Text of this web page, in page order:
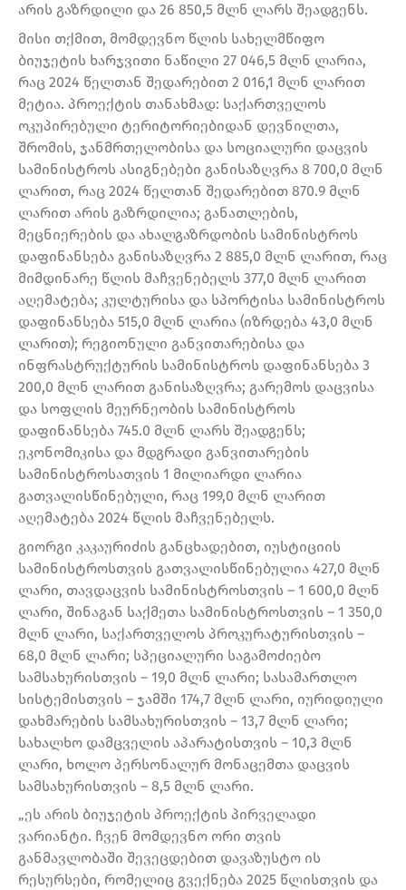
არის გაზრდილი და 26 850,5 მლნ ლარს შეადგენს.
მისი თქმით, მომდევნო წლის სახელმწიფო
ბიუჯეტის ხარჯვითი ნაწილი 27 046,5 მლნ ლარია,
რაც 2024 წელთან შედარებით 2 016,1 მლნ ლარით
მეტია. პროექტის თანახმად: საქართველოს
ოკუპირებული ტერიტორიებიდან დევნილთა,
შრომის, ჯანმრთელობისა და სოციალური დაცვის
სამინისტროს ასიგნებები განისაზღვრა 8 700,0 მლნ
ლარით, რაც 2024 წელთან შედარებით 870.9 მლნ
ლარით არის გაზრდილია; განათლების,
მეცნიერების და ახალგაზრდობის სამინისტროს
დაფინანსება განისაზღვრა 2 885,0 მლნ ლარით, რაც
მიმდინარე წლის მაჩვენებელს 377,0 მლნ ლარით
აღემატება; კულტურისა და სპორტისა სამინისტროს
დაფინანსება 515,0 მლნ ლარია (იზრდება 43,0 მლნ
ლარით); რეგიონული განვითარებისა და
ინფრასტრუქტურის სამინისტროს დაფინანსება 3
200,0 მლნ ლარით განისაზღვრა; გარემოს დაცვისა
და სოფლის მეურნეობის სამინისტროს
დაფინანსება 745.0 მლნ ლარს შეადგენს;
ეკონომიკისა და მდგრადი განვითარების
სამინისტროსათვის 1 მილიარდი ლარია
გათვალისწინებული, რაც 199,0 მლნ ლარით
აღემატება 2024 წლის მაჩვენებელს.
გიორგი კაკაურიძის განცხადებით, იუსტიციის
სამინისტროსთვის გათვალისწინებულია 427,0 მლნ
ლარი, თავდაცვის სამინისტროსთვის – 1 600,0 მლნ
ლარი, შინაგან საქმეთა სამინისტროსთვის – 1 350,0
მლნ ლარი, საქართველოს პროკურატურისთვის –
68,0 მლნ ლარი; სპეციალური საგამოძიებო
სამსახურისთვის – 19,0 მლნ ლარი; სასამართლო
სისტემისთვის – ჯამში 174,7 მლნ ლარი, იურიდიული
დახმარების სამსახურისთვის – 13,7 მლნ ლარი;
სახალხო დამცველის აპარატისთვის – 10,3 მლნ
ლარი, ხოლო პერსონალურ მონაცემთა დაცვის
სამსახურისთვის – 8,5 მლნ ლარი.
„ეს არის ბიუჯეტის პროექტის პირველადი
ვარიანტი. ჩვენ მომდევნო ორი თვის
განმავლობაში შევეცდებით დავაზუსტო ის
რესურსები, რომელიც გვექნება 2025 წლისთვის და